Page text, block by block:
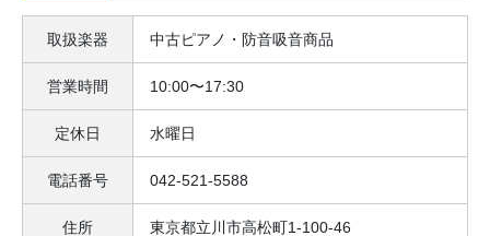
取扱楽器 中古ピアノ・防音吸音商品
営業時間 10:00〜17:30
定休日 水曜日
電話番号 042-521-5588
住所 東京都立川市高松町1-100-46